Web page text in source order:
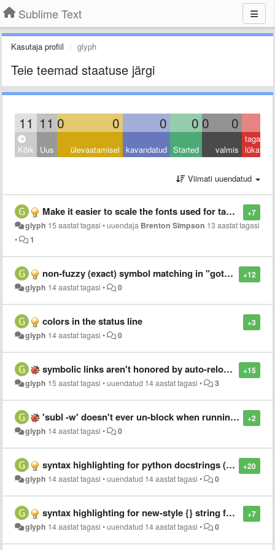
Sublime Text
Kasutaja profiil glyph
Teie teemad staatuse järgi
11 11 0 0 0 0 0 0
Kõik Uus ülevaatamisel kavandatud Started valmis
tagasi
lükatud
Viimati uuendatud
+7
Make it easier to scale the fonts used for tabs and the status bar
glyph 15 aastat tagasi •uuendaja Brenton Simpson 13 aastat tagasi
•
1
+12
non-fuzzy (exact) symbol matching in "goto anything"
glyph 14 aastat tagasi • 0
+3
colors in the status line
glyph 14 aastat tagasi • 0
+15
symbolic links aren't honored by auto-reloading on OS X
glyph 15 aastat tagasi •uuendatud 14 aastat tagasi • 3
+2
'subl -w' doesn't ever un-block when running under tmux on OS X
glyph 14 aastat tagasi • 0
+20
syntax highlighting for python docstrings (epytext, reStructuredText)
glyph 14 aastat tagasi •uuendatud 14 aastat tagasi • 0
+7
syntax highlighting for new-style {} string formatting in python
glyph 14 aastat tagasi •uuendatud 14 aastat tagasi • 0